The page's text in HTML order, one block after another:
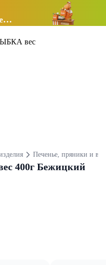
Печенье, пряники и
400г Бежицкий